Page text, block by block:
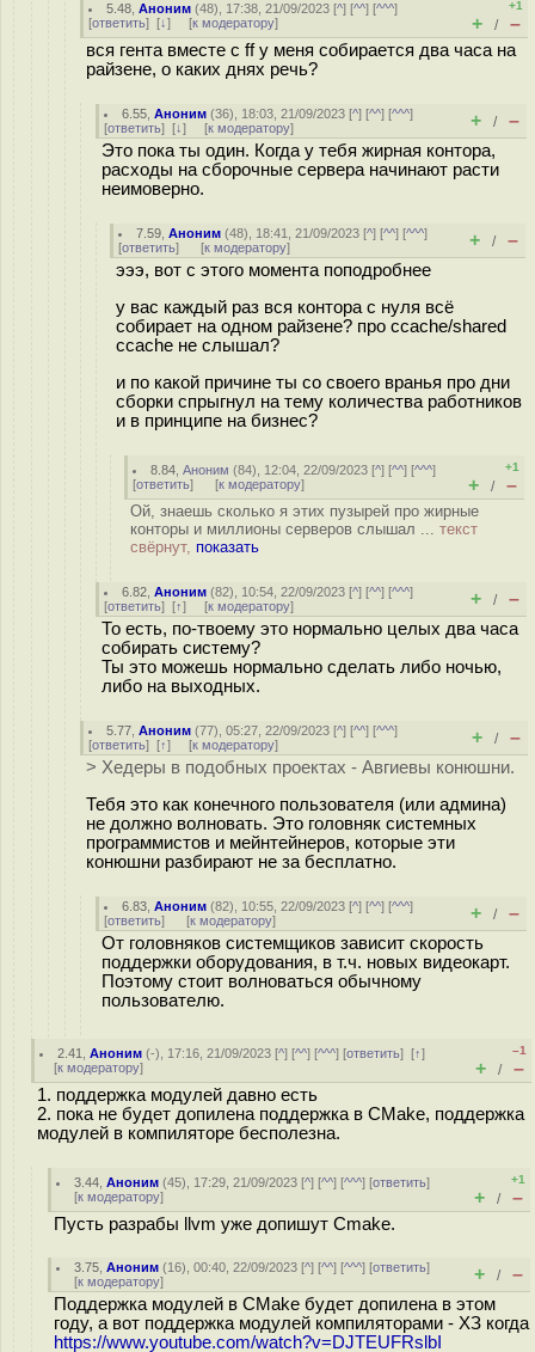
5.48 ,Аноним (48), 17:38, 21/09/2023 [^] [^^] [^^^]
[ответить] [↓] [к модератору]
+1
+ / –
вся гента вместе с ff у меня собирается два часа на
райзене, о каких днях речь?
6.55 ,Аноним (36), 18:03, 21/09/2023 [^] [^^] [^^^]
[ответить] [↓] [к модератору] + / –
Это пока ты один. Когда у тебя жирная контора,
расходы на сборочные сервера начинают расти
неимоверно.
7.59 ,Аноним (48), 18:41, 21/09/2023 [^] [^^] [^^^]
[ответить] [к модератору] + / –
эээ, вот с этого момента поподробнее
у вас каждый раз вся контора с нуля всё
собирает на одном райзене? про ccache/shared
ccache не слышал?
и по какой причине ты со своего вранья про дни
сборки спрыгнул на тему количества работников
и в принципе на бизнес?
8.84 ,Аноним (84), 12:04, 22/09/2023 [^] [^^] [^^^]
[ответить] [к модератору]
+1
+ / –
Ой, знаешь сколько я этих пузырей про жирные
конторы и миллионы серверов слышал ... текст
свёрнут, показать
6.82 ,Аноним (82), 10:54, 22/09/2023 [^] [^^] [^^^]
[ответить] [↑] [к модератору] + / –
То есть, по-твоему это нормально целых два часа
собирать систему?
Ты это можешь нормально сделать либо ночью,
либо на выходных.
5.77 ,Аноним (77), 05:27, 22/09/2023 [^] [^^] [^^^]
[ответить] [↑] [к модератору] + / –
> Хедеры в подобных проектах - Авгиевы конюшни.
Тебя это как конечного пользователя (или админа)
не должно волновать. Это головняк системных
программистов и мейнтейнеров, которые эти
конюшни разбирают не за бесплатно.
6.83 ,Аноним (82), 10:55, 22/09/2023 [^] [^^] [^^^]
[ответить] [к модератору] + / –
От головняков системщиков зависит скорость
поддержки оборудования, в т.ч. новых видеокарт.
Поэтому стоит волноваться обычному
пользователю.
2.41 ,Аноним (-), 17:16, 21/09/2023 [^] [^^] [^^^] [ответить][↑]
[к модератору]
–1
+ / –
1. поддержка модулей давно есть
2. пока не будет допилена поддержка в CMake, поддержка
модулей в компиляторе бесполезна.
3.44 ,Аноним (45), 17:29, 21/09/2023 [^] [^^] [^^^] [ответить]
[к модератору]
+1
+ / –
Пусть разрабы llvm уже допишут Cmake.
3.75 ,Аноним (16), 00:40, 22/09/2023 [^] [^^] [^^^] [ответить]
[к модератору] + / –
Поддержка модулей в CMake будет допилена в этом
году, а вот поддержка модулей компиляторами - ХЗ когда
https://www.youtube.com/watch?v=DJTEUFRslbI